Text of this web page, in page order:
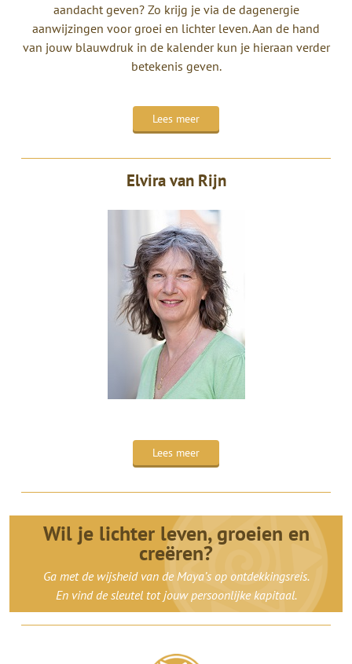
aandacht geven? Zo krijg je via de dagenergie
aanwijzingen voor groei en lichter leven. Aan de hand
van jouw blauwdruk in de kalender kun je hieraan verder
betekenis geven.
Lees meer
Elvira van Rijn
Lees meer
Wil je lichter leven, groeien en
creëren?
Ga met de wijsheid van de Maya’s op ontdekkingsreis.
En vind de sleutel tot jouw persoonlijke kapitaal.